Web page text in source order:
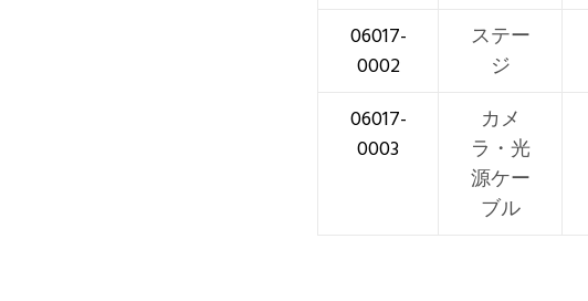
06017-
0002
ステー
ジ
06017-
0003
カメ
ラ・光
源ケー
ブル